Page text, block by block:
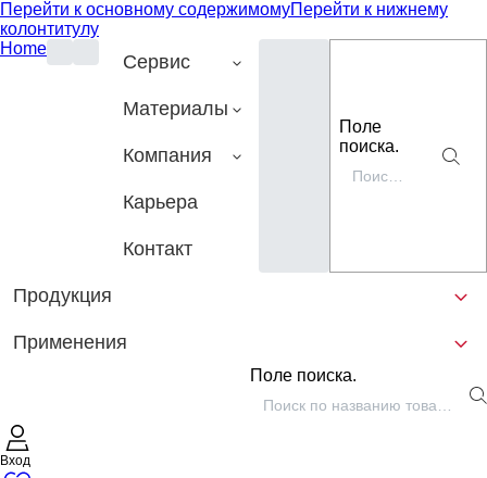
Перейти к основному содержимомуПерейти к нижнему
колонтитулу
Home
Сервис
Материалы
Компания
Карьера
Контакт
Поле
поиска.
Продукция
Применения
Поле поиска.
Вход